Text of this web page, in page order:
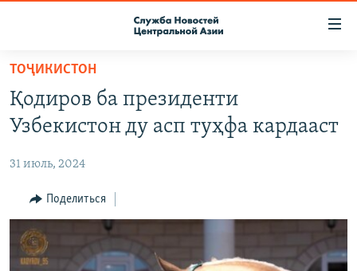
Вернуться
основному
содержанию
навигации
Вернутся
поиску
ПОДПИСКА
RFE/RL ДИРЕКТ
НАСТОЯЩЕЕ ВРЕМЯ
МИГРАНТ МЕДИА
ТОҶИКИСТОН
Қодиров ба президенти
Узбекистон ду асп туҳфа кардааст
31 июль, 2024
Поделиться